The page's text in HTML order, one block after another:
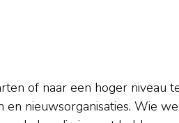
of naar een hoger niveau
nieuwsorganisaties. Wie